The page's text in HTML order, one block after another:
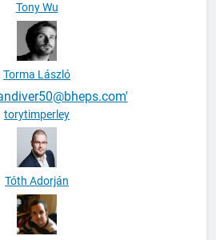
Tony Wu
Torma László
torytimperley
Tóth Adorján